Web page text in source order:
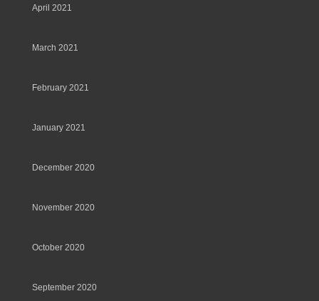
April 2021
March 2021
February 2021
January 2021
December 2020
November 2020
October 2020
September 2020